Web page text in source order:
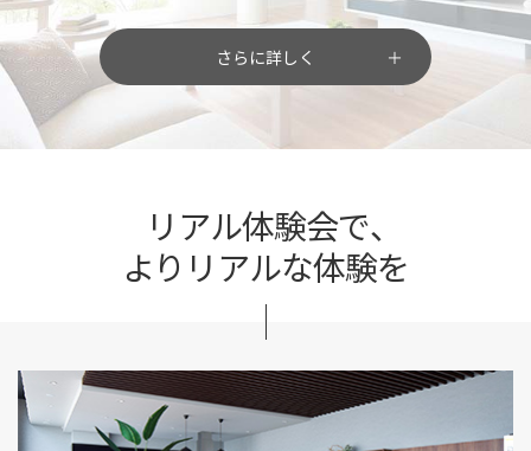
さらに詳しく
リアル体験会で、
よりリアルな体験を